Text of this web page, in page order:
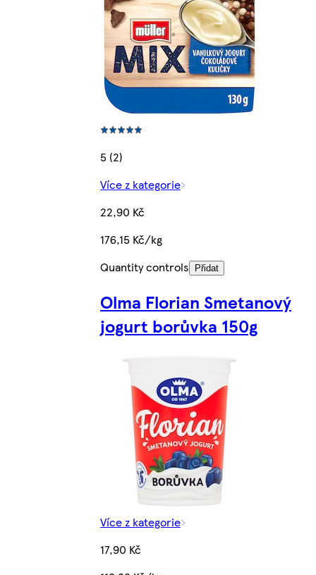
5 (2)
Více z kategorie
22,90 Kč
176,15 Kč/kg
Quantity controls
Přidat
Olma Florian Smetanový
jogurt borůvka 150g
Více z kategorie
17,90 Kč